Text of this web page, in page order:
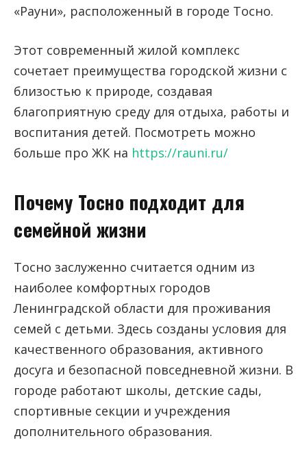
«Рауни», расположенный в городе Тосно.
Этот современный жилой комплекс
сочетает преимущества городской жизни с
близостью к природе, создавая
благоприятную среду для отдыха, работы и
воспитания детей. Посмотреть можно
больше про ЖК на https://rauni.ru/
Почему Тосно подходит для
семейной жизни
Тосно заслуженно считается одним из
наиболее комфортных городов
Ленинградской области для проживания
семей с детьми. Здесь созданы условия для
качественного образования, активного
досуга и безопасной повседневной жизни. В
городе работают школы, детские сады,
спортивные секции и учреждения
дополнительного образования.